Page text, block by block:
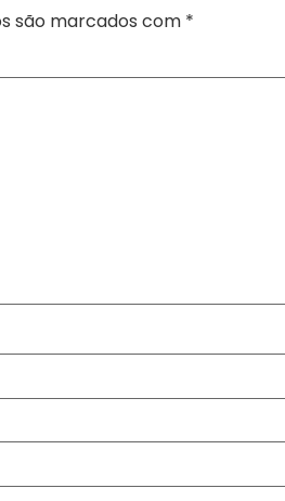
são marcados com *